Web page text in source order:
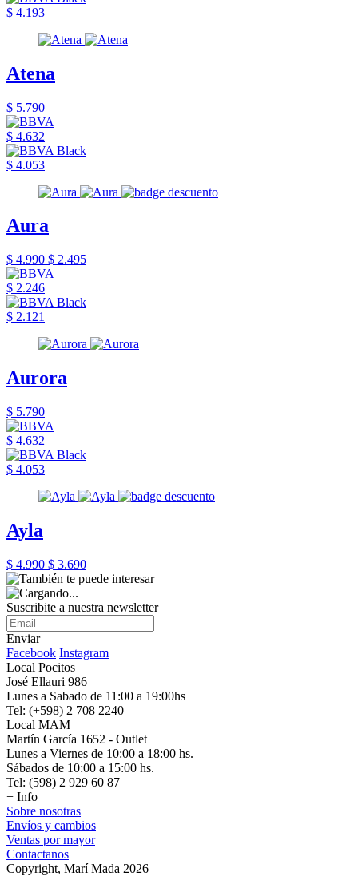
$ 4.193
Atena
$ 5.790
$ 4.632
$ 4.053
Aura
$ 4.990 $ 2.495
$ 2.246
$ 2.121
Aurora
$ 5.790
$ 4.632
$ 4.053
Ayla
$ 4.990 $ 3.690
Suscribite a nuestra newsletter
Enviar
Facebook Instagram
Local Pocitos
José Ellauri 986
Lunes a Sabado de 11:00 a 19:00hs
Tel: (+598) 2 708 2240
Local MAM
Martín García 1652 - Outlet
Lunes a Viernes de 10:00 a 18:00 hs.
Sábados de 10:00 a 15:00 hs.
Tel: (598) 2 929 60 87
+ Info
Sobre nosotras
Envíos y cambios
Ventas por mayor
Contactanos
Copyright, Marí Mada 2026